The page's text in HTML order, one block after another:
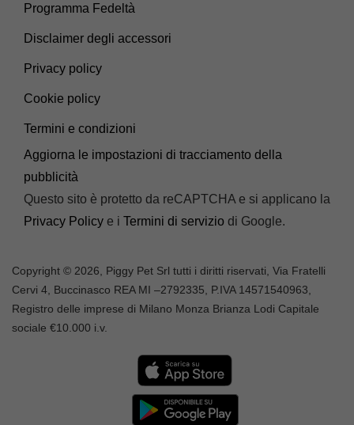
Programma Fedeltà
Disclaimer degli accessori
Privacy policy
Cookie policy
Termini e condizioni
Aggiorna le impostazioni di tracciamento della
pubblicità
Questo sito è protetto da reCAPTCHA e si applicano la
Privacy Policy e i Termini di servizio di Google.
Copyright © 2026, Piggy Pet Srl tutti i diritti riservati, Via Fratelli
Cervi 4, Buccinasco REA MI –2792335 , P.IVA 14571540963,
Registro delle imprese di Milano Monza Brianza Lodi Capitale
sociale €10.000 i.v.